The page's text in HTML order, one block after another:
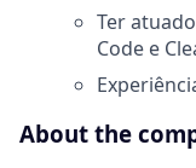
Ter
Code e
About the